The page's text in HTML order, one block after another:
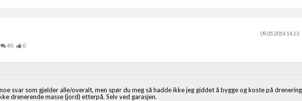
09.05.2016 14.13
40
0
svar som gjelder alle/overalt, men spør du meg så hadde ikke jeg giddet å bygge og koste på drenering
drenerende masse (jord) etterpå. Selv ved garasjen.